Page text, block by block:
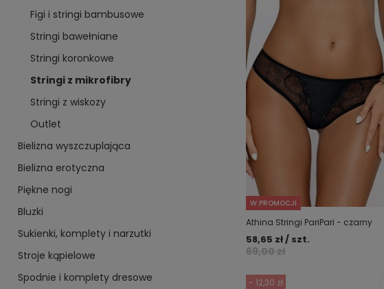
Figi i stringi bambusowe
Stringi bawełniane
Stringi koronkowe
Stringi z mikrofibry
Stringi z wiskozy
Outlet
Bielizna wyszczuplająca
Bielizna erotyczna
Piękne nogi
Bluzki
Sukienki, komplety i narzutki
Stroje kąpielowe
Spodnie i komplety dresowe
W PROMOCJI
Athina Stringi PariPari - czarny
69,00 zł
58,65 zł / szt.
- 12,30 zł